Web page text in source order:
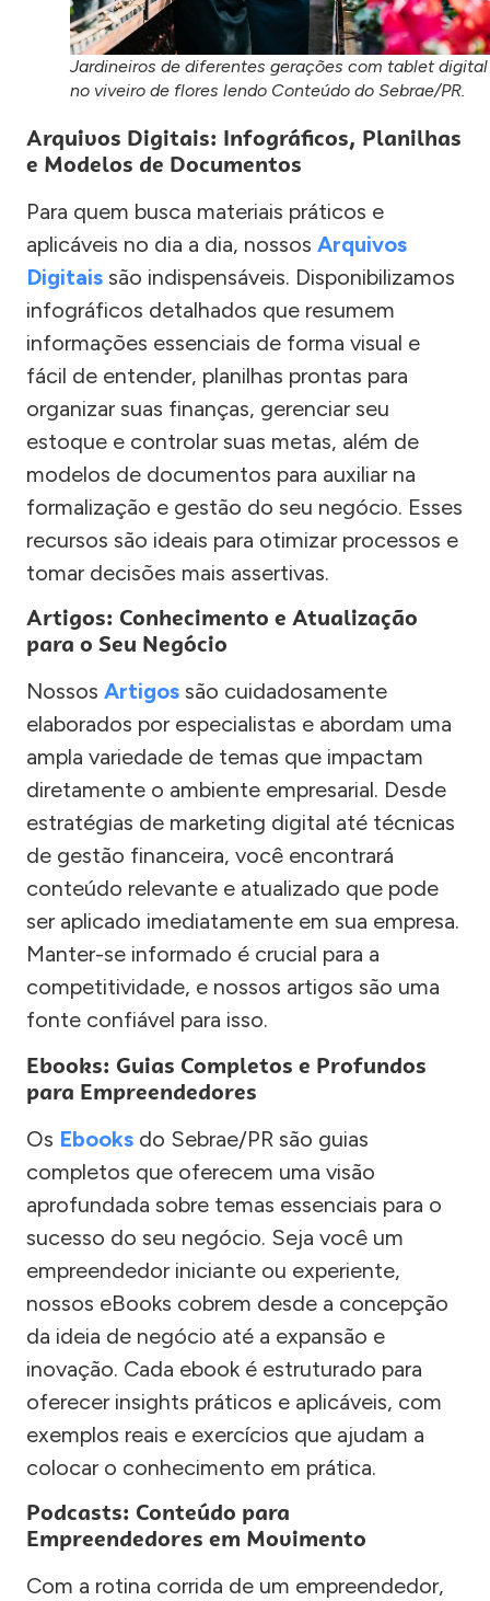
Jardineiros de diferentes gerações com tablet digital
no viveiro de flores lendo Conteúdo do Sebrae/PR.
Arquivos Digitais: Infográficos, Planilhas
e Modelos de Documentos
Para quem busca materiais práticos e
aplicáveis no dia a dia, nossos Arquivos
Digitais são indispensáveis. Disponibilizamos
infográficos detalhados que resumem
informações essenciais de forma visual e
fácil de entender, planilhas prontas para
organizar suas finanças, gerenciar seu
estoque e controlar suas metas, além de
modelos de documentos para auxiliar na
formalização e gestão do seu negócio. Esses
recursos são ideais para otimizar processos e
tomar decisões mais assertivas.
Artigos: Conhecimento e Atualização
para o Seu Negócio
Nossos Artigos são cuidadosamente
elaborados por especialistas e abordam uma
ampla variedade de temas que impactam
diretamente o ambiente empresarial. Desde
estratégias de marketing digital até técnicas
de gestão financeira, você encontrará
conteúdo relevante e atualizado que pode
ser aplicado imediatamente em sua empresa.
Manter-se informado é crucial para a
competitividade, e nossos artigos são uma
fonte confiável para isso.
Ebooks: Guias Completos e Profundos
para Empreendedores
Os Ebooks do Sebrae/PR são guias
completos que oferecem uma visão
aprofundada sobre temas essenciais para o
sucesso do seu negócio. Seja você um
empreendedor iniciante ou experiente,
nossos eBooks cobrem desde a concepção
da ideia de negócio até a expansão e
inovação. Cada ebook é estruturado para
oferecer insights práticos e aplicáveis, com
exemplos reais e exercícios que ajudam a
colocar o conhecimento em prática.
Podcasts: Conteúdo para
Empreendedores em Movimento
Com a rotina corrida de um empreendedor,